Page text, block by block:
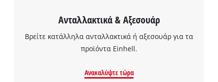
Ανταλλακτικά & Αξεσουάρ
Βρείτε κατάλληλα ανταλλακτικά ή αξεσουάρ για τα
προϊόντα Einhell.
Ανακαλύψτε τώρα